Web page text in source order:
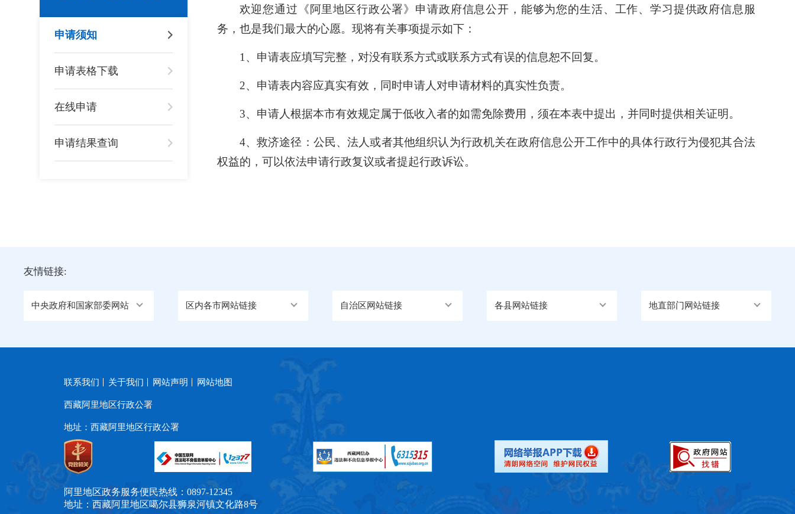
申请须知
申请表格下载
在线申请
申请结果查询
欢迎您通过《阿里地区行政公署》申请政府信息公开，能够为您的生活、工作、学习提供政府信息服
务，也是我们最大的心愿。现将有关事项提示如下：
1、申请表应填写完整，对没有联系方式或联系方式有误的信息恕不回复。
2、申请表内容应真实有效，同时申请人对申请材料的真实性负责。
3、申请人根据本市有效规定属于低收入者的如需免除费用，须在本表中提出，并同时提供相关证明。
4、救济途径：公民、法人或者其他组织认为行政机关在政府信息公开工作中的具体行政行为侵犯其合法
权益的，可以依法申请行政复议或者提起行政诉讼。
友情链接:
中央政府和国家部委网站 区内各市网站链接 自治区网站链接 各县网站链接 地直部门网站链接
联系我们 关于我们 网站声明 网站地图
西藏阿里地区行政公署
地址：西藏阿里地区行政公署
阿里地区政务服务便民热线：0897-12345
地址：西藏阿里地区噶尔县狮泉河镇文化路8号